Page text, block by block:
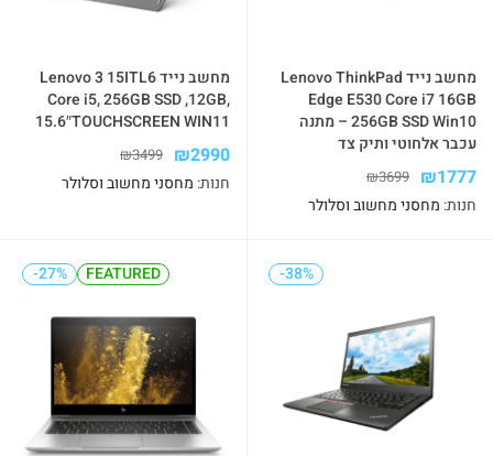
מחשב נייד Lenovo ThinkPad
Edge E530 Core i7 16GB
256GB SSD Win10 – מתנה
עכבר אלחוטי ותיק צד
₪1777
₪3699
חנות: מחסני מחשוב וסלולר
מחשב נייד Lenovo 3 15ITL6
Core i5, 256GB SSD ,12GB,
15.6″TOUCHSCREEN WIN11
₪2990
₪3499
חנות: מחסני מחשוב וסלולר
-38%
-27% FEATURED
-27% FEATURED